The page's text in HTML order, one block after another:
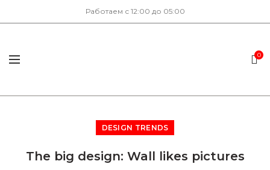
Работаем с 12:00 до 05:00
0
DESIGN TRENDS
The big design: Wall likes pictures